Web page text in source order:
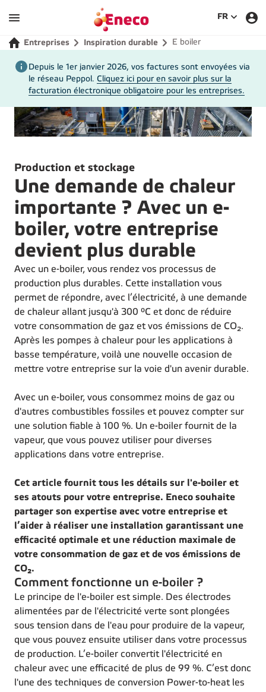
FR
Entreprises Inspiration durable E boiler
Depuis le 1er janvier 2026, vos factures sont envoyées via
le réseau Peppol. Cliquez ici pour en savoir plus sur la
facturation électronique obligatoire pour les entreprises.
Production et stockage
Une demande de chaleur
importante ? Avec un e-
boiler, votre entreprise
devient plus durable
Avec un e-boiler, vous rendez vos processus de
production plus durables. Cette installation vous
permet de répondre, avec l’électricité, à une demande
de chaleur allant jusqu'à 300 °C et donc de réduire
votre consommation de gaz et vos émissions de CO₂.
Après les pompes à chaleur pour les applications à
basse température, voilà une nouvelle occasion de
mettre votre entreprise sur la voie d'un avenir durable.
Avec un e-boiler, vous consommez moins de gaz ou
d'autres combustibles fossiles et pouvez compter sur
une solution fiable à 100 %. Un e-boiler fournit de la
vapeur, que vous pouvez utiliser pour diverses
applications dans votre entreprise.
Cet article fournit tous les détails sur l'e-boiler et
ses atouts pour votre entreprise. Eneco souhaite
partager son expertise avec votre entreprise et
l’aider à réaliser une installation garantissant une
efficacité optimale et une réduction maximale de
votre consommation de gaz et de vos émissions de
CO₂.
Comment fonctionne un e-boiler ?
Le principe de l'e-boiler est simple. Des électrodes
alimentées par de l'électricité verte sont plongées
sous tension dans de l'eau pour produire de la vapeur,
que vous pouvez ensuite utiliser dans votre processus
de production. L’e-boiler convertit l'électricité en
chaleur avec une efficacité de plus de 99 %. C’est donc
l'une des techniques de conversion Power-to-heat les